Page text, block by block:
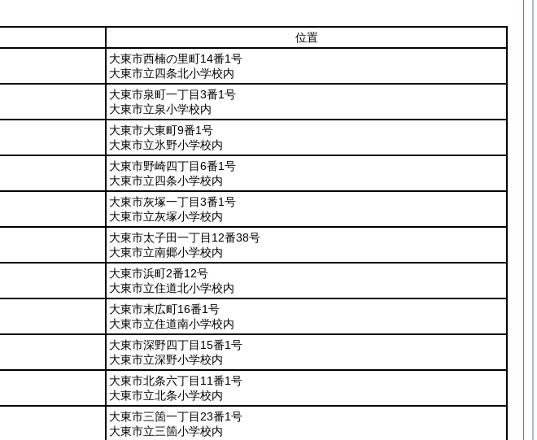
位置
大東市西楠の里町14番1号
大東市立四条北小学校内
大東市泉町一丁目3番1号
大東市立泉小学校内
大東市大東町9番1号
大東市立氷野小学校内
大東市野崎四丁目6番1号
大東市立四条小学校内
大東市灰塚一丁目3番1号
大東市立灰塚小学校内
大東市太子田一丁目12番38号
大東市立南郷小学校内
大東市浜町2番12号
大東市立住道北小学校内
大東市末広町16番1号
大東市立住道南小学校内
大東市深野四丁目15番1号
大東市立深野小学校内
大東市北条六丁目11番1号
大東市立北条小学校内
大東市三箇一丁目23番1号
大東市立三箇小学校内